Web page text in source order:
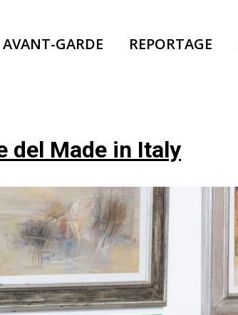
AVANT-GARDE REPORTAGE
del Made in Italy